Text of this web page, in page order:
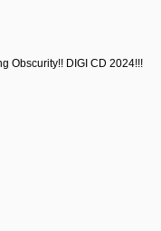
Obscurity!! DIGI CD 2024!!!